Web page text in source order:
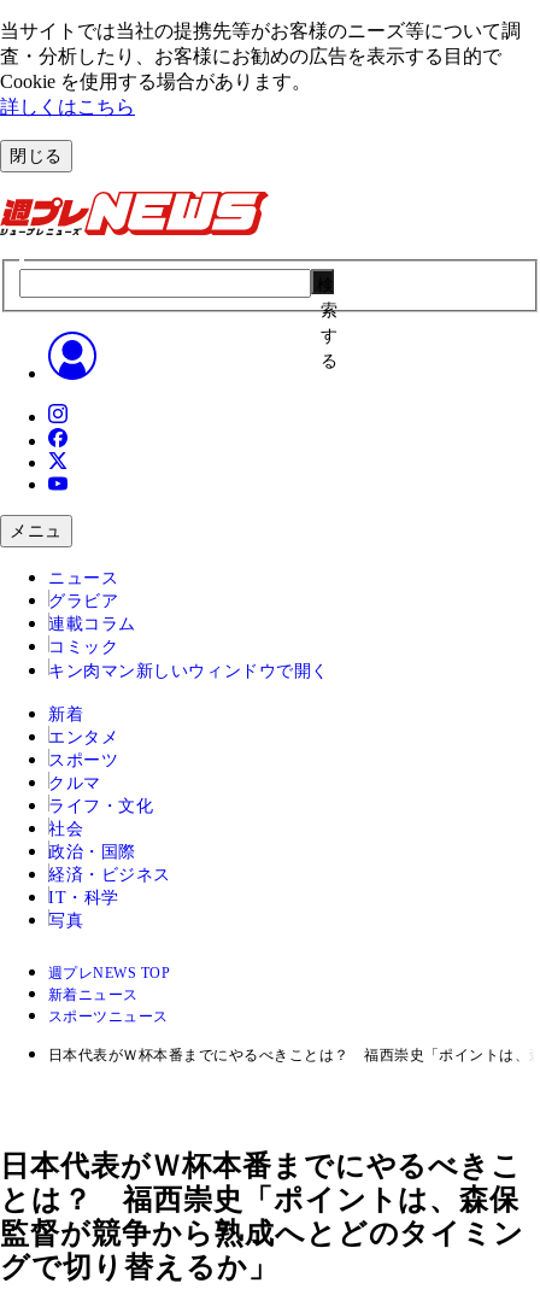
当サイトでは当社の提携先等がお客様のニーズ等について調
査・分析したり、お客様にお勧めの広告を表⽰する⽬的で
Cookie を使⽤する場合があります。
詳しくはこちら
閉じる
索
す
る
メニュ
ニュース
グラビア
連載コラム
コミック
キン肉マン 新しいウィンドウで開く
新着
エンタメ
スポーツ
クルマ
ライフ・文化
社会
政治・国際
経済・ビジネス
IT・科学
写真
週プレNEWS TOP
新着ニュース
スポーツニュース
日本代表がＷ杯本番までにやるべきことは？ 福西崇史「ポイントは、
日本代表がＷ杯本番までにやるべきこ
とは？ 福西崇史「ポイントは、森保
監督が競争から熟成へとどのタイミン
グで切り替えるか」